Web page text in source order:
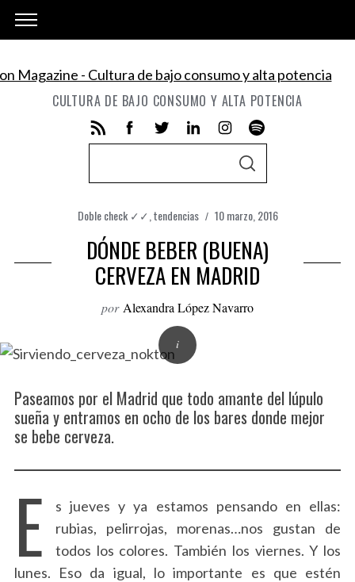
CULTURA DE BAJO CONSUMO Y ALTA POTENCIA
r
c
h
:
S
C
H
Doble check ✓✓ tendencias 10 marzo, 2016
DÓNDE BEBER (BUENA)
CERVEZA EN MADRID
por Alexandra López Navarro
Paseamos por el Madrid que todo amante del lúpulo
sueña y entramos en ocho de los bares donde mejor
se bebe cerveza.
E
s jueves y ya estamos pensando en ellas:
rubias, pelirrojas, morenas…nos gustan de
todos los colores. También los viernes. Y los
lunes. Eso da igual, lo importante es que estén